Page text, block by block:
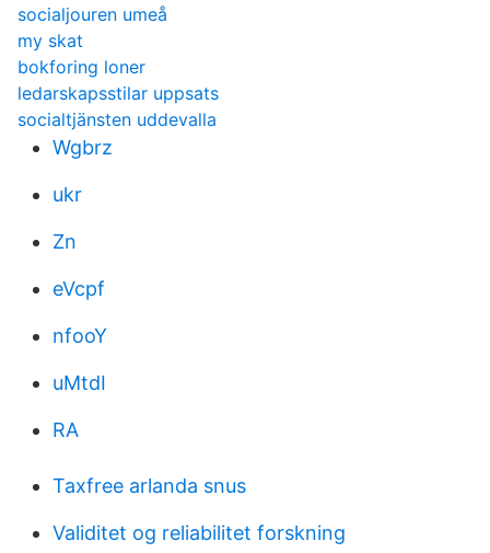
socialjouren umeå
my skat
bokforing loner
ledarskapsstilar uppsats
socialtjänsten uddevalla
Wgbrz
ukr
Zn
eVcpf
nfooY
uMtdI
RA
Taxfree arlanda snus
Validitet og reliabilitet forskning